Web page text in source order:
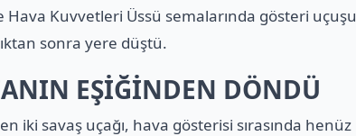
Kuvvetleri Üssü semalarında gösteri uçuşu
sonra yere düştü.
EŞİĞİNDEN DÖNDÜ
iki savaş uçağı, hava gösterisi sırasında henüz